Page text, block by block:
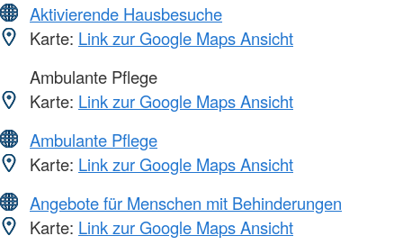
Aktivierende Hausbesuche
Karte: Link zur Google Maps Ansicht
Ambulante Pflege
Karte: Link zur Google Maps Ansicht
Ambulante Pflege
Karte: Link zur Google Maps Ansicht
Angebote für Menschen mit Behinderungen
Karte: Link zur Google Maps Ansicht